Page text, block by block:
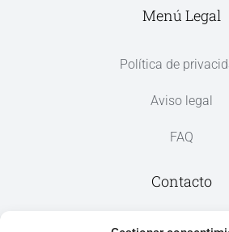
Menú Legal
Política de
Aviso legal
FAQ
Contacto